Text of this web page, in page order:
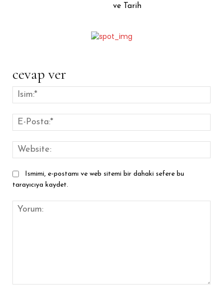
ve Tarih
cevap ver
Ismimi, e-postamı ve web sitemi bir dahaki sefere bu
tarayıcıya kaydet.